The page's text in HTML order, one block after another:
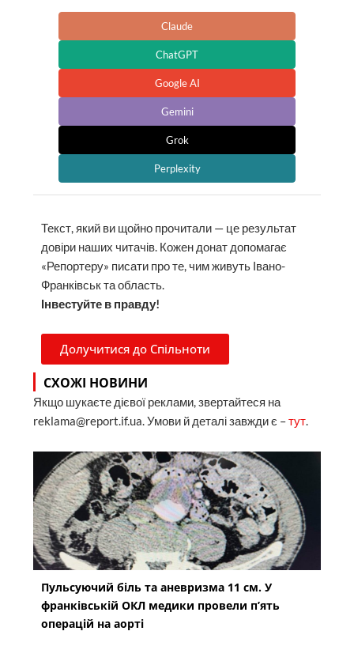
Claude
ChatGPT
Google AI
Gemini
Grok
Perplexity
Текст, який ви щойно прочитали — це результат
довіри наших читачів. Кожен донат допомагає
«Репортеру» писати про те, чим живуть Івано-
Франківськ та область.
Інвестуйте в правду!
Долучитися до Спільноти
СХОЖІ НОВИНИ
Якщо шукаєте дієвої реклами, звертайтеся на
reklama@report.if.ua. Умови й деталі завжди є –тут.
Пульсуючий біль та аневризма 11 см. У
франківській ОКЛ медики провели п’ять
операцій на аорті